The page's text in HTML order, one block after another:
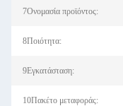
7Ονομασία προϊόντος:
8Ποιότητα:
9Εγκατάσταση:
10Πακέτο μεταφοράς: